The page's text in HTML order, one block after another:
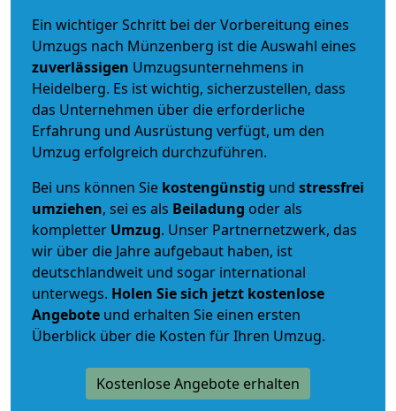
Ein wichtiger Schritt bei der Vorbereitung eines
Umzugs nach Münzenberg ist die Auswahl eines
zuverlässigen Umzugsunternehmens in
Heidelberg. Es ist wichtig, sicherzustellen, dass
das Unternehmen über die erforderliche
Erfahrung und Ausrüstung verfügt, um den
Umzug erfolgreich durchzuführen.
Bei uns können Sie kostengünstig und stressfrei
umziehen, sei es als Beiladung oder als
kompletter Umzug. Unser Partnernetzwerk, das
wir über die Jahre aufgebaut haben, ist
deutschlandweit und sogar international
unterwegs. Holen Sie sich jetzt kostenlose
Angebote und erhalten Sie einen ersten
Überblick über die Kosten für Ihren Umzug.
Kostenlose Angebote erhalten